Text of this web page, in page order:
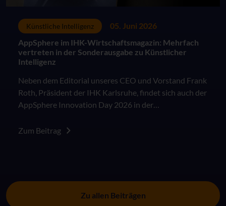
Künstliche Intelligenz
05. Juni 2026
AppSphere im IHK-Wirtschaftsmagazin: Mehrfach
vertreten in der Sonderausgabe zu Künstlicher
Intelligenz
Neben dem Editorial unseres CEO und Vorstand Frank
Roth, Präsident der IHK Karlsruhe, findet sich auch der
AppSphere Innovation Day 2026 in der
der Arbeitswelt: Besser als das Original?".
Zum Beitrag
Zu allen Beiträgen